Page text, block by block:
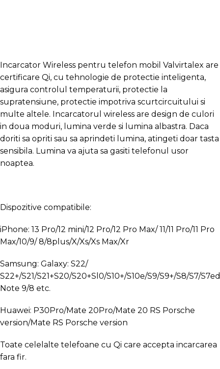
Incarcator Wireless pentru telefon mobil Valvirtalex are
certificare Qi, cu tehnologie de protectie inteligenta,
asigura controlul temperaturii, protectie la
supratensiune, protectie impotriva scurtcircuitului si
multe altele. Incarcatorul wireless are design de culori
in doua moduri, lumina verde si lumina albastra. Daca
doriti sa opriti sau sa aprindeti lumina, atingeti doar tasta
sensibila. Lumina va ajuta sa gasiti telefonul usor
noaptea.
Dispozitive compatibile:
iPhone: 13 Pro/12 mini/12 Pro/12 Pro Max/ 11/11 Pro/11 Pro
Max/10/9/ 8/8plus/X/Xs/Xs Max/Xr
Samsung: Galaxy: S22/
S22+/S21/S21+S20/S20+Sl0/S10+/S10e/S9/S9+/S8/S7/
Note 9/8 etc.
Huawei: P30Pro/Mate 20Pro/Mate 20 RS Porsche
version/Mate RS Porsche version
Toate celelalte telefoane cu Qi care accepta incarcarea
fara fir.